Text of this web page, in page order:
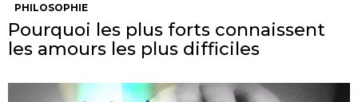
PHILOSOPHIE
Pourquoi les plus forts connaissent
les amours les plus difficiles